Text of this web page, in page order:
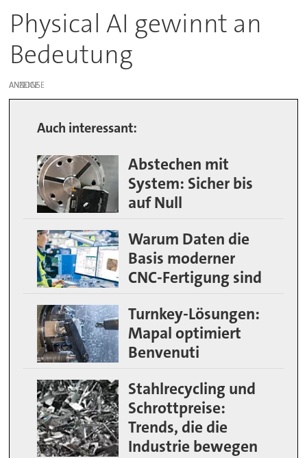
Physical AI gewinnt an
Bedeutung
ANZEIGE
Auch interessant:
Abstechen mit
System: Sicher bis
auf Null
Warum Daten die
Basis moderner
CNC-Fertigung sind
Turnkey-Lösungen:
Mapal optimiert
Benvenuti
Stahlrecycling und
Schrottpreise:
Trends, die die
Industrie bewegen